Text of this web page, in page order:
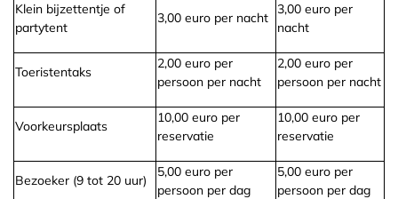
Klein bijzettentje of
partytent
3,00 euro per nacht
3,00 euro per
nacht
Toeristentaks
2,00 euro per
persoon per nacht
2,00 euro per
persoon per nacht
Voorkeursplaats
10,00 euro per
reservatie
10,00 euro per
reservatie
Bezoeker (9 tot 20 uur)
5,00 euro per
persoon per dag
5,00 euro per
persoon per dag